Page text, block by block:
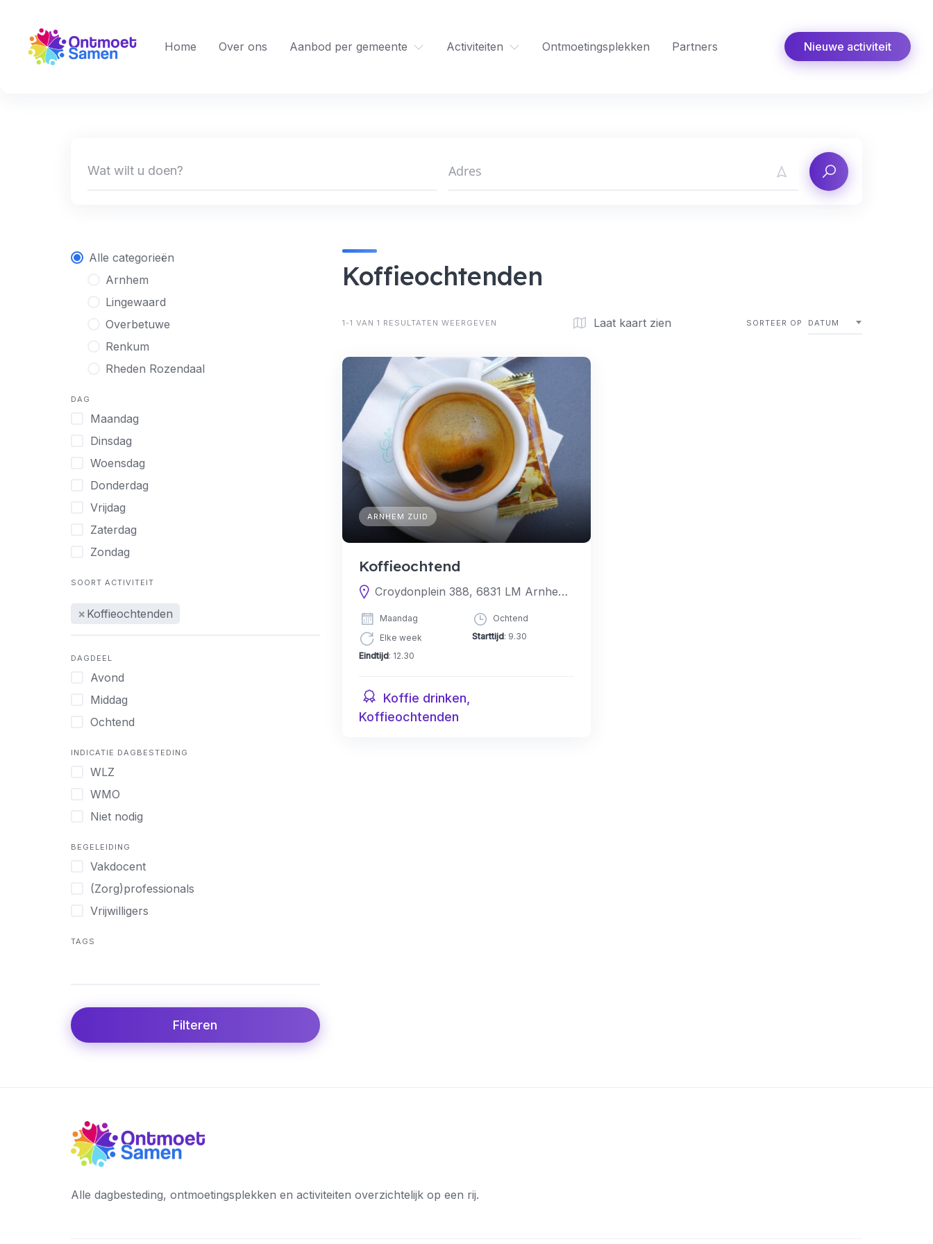
content
Home Over ons Aanbod per gemeente Activiteiten Ontmoetingsplekken Partners Nieuwe activiteit
Alle categorieën
Arnhem
Lingewaard
Overbetuwe
Renkum
Rheden Rozendaal
DAG
Maandag
Dinsdag
Woensdag
Donderdag
Vrijdag
Zaterdag
Zondag
SOORT ACTIVITEIT
× Koffieochtenden
DAGDEEL
Avond
Middag
Ochtend
INDICATIE DAGBESTEDING
WLZ
WMO
Niet nodig
BEGELEIDING
Vakdocent
(Zorg)professionals
Vrijwilligers
TAGS
Filteren
Koffieochtenden
1-1 VAN 1 RESULTATEN WEERGEVEN Laat kaart zien SORTEER OP DATUM
ARNHEM ZUID
Koffieochtend
Croydonplein 388, 6831 LM Arnhem, Nederland
Maandag
Ochtend
Elke week
Starttijd: 9.30
Eindtijd: 12.30
Koffie drinken,
Koffieochtenden
Alle dagbesteding, ontmoetingsplekken en activiteiten overzichtelijk op een rij.